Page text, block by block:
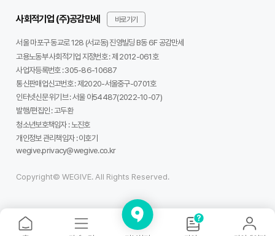
사회적기업 (주)공감만세 바로가기
서울 마포구 동교로 128 (서교동) 진영빌딩 B동 6F 공감만세
고용노동부 사회적기업 지정번호 : 제 2012-061호
사업자등록번호 :305-86-10687
통신판매업신고번호 :제2020-서울중구-0701호
인터넷신문 위기브 :서울 아54487(2022-10-07)
발행/편집인 :고두환
청소년보호책임자 :노진호
개인정보 관리책임자 :이호기
wegive.privacy@wegive.co.kr
Copyright© WEGIVE. All Rights Reserved.